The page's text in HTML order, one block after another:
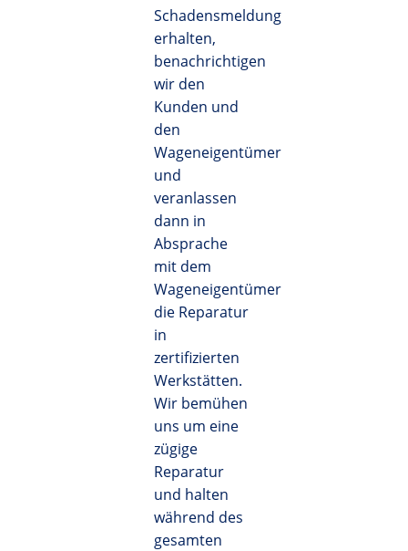
Schadensmeldung
erhalten,
benachrichtigen
wir den
Kunden und
den
Wageneigentümer
und
veranlassen
dann in
Absprache
mit dem
Wageneigentümer
die Reparatur
in
zertifizierten
Werkstätten.
Wir bemühen
uns um eine
zügige
Reparatur
und halten
während des
gesamten